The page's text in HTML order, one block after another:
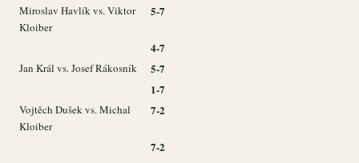
Miroslav Havlík vs. Viktor
Kloiber
5-7
4-7
Jan Král vs. Josef Rákosník
5-7
1-7
Vojtěch Dušek vs. Michal
Kloiber
7-2
7-2